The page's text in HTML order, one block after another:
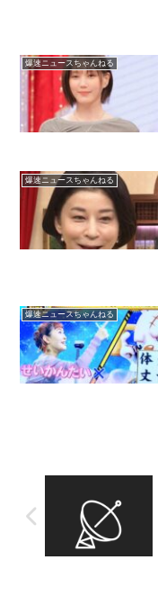
爆速ニュースちゃんねる
爆速ニュースちゃんねる
爆速ニュースちゃんねる